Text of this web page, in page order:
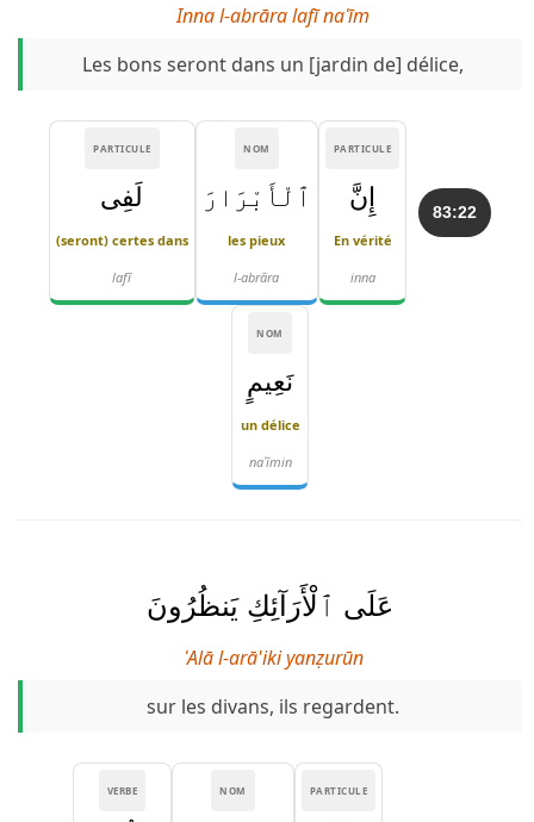
Inna l-abrāra lafī naʿīm
Les bons seront dans un [jardin de] délice,
83:22
PARTICULE
إِنَّ
En vérité
inna
NOM
ٱلْأَبْرَارَ
les pieux
l-abrāra
PARTICULE
لَفِى
(seront) certes dans
lafī
NOM
نَعِيمٍ
un délice
naʿīmin
عَلَى ٱلْأَرَآئِكِ يَنظُرُونَ
ʿAlā l-arā'iki yanẓurūn
sur les divans, ils regardent.
PARTICULE
NOM
VERBE